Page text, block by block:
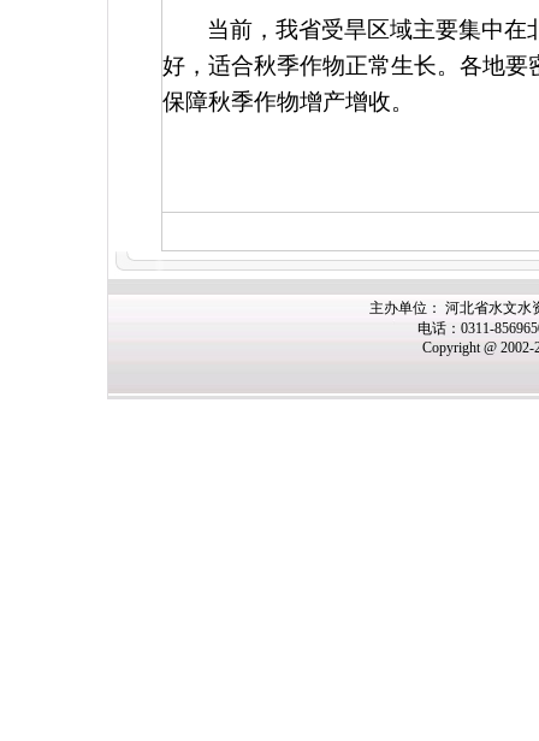
当前，我省受旱区域主要集中
好，适合秋季作物正常生长。各地
保障秋季作物增产增收。
主办单位： 河北省水文水
电话：0311-
Copyright @ 2002-